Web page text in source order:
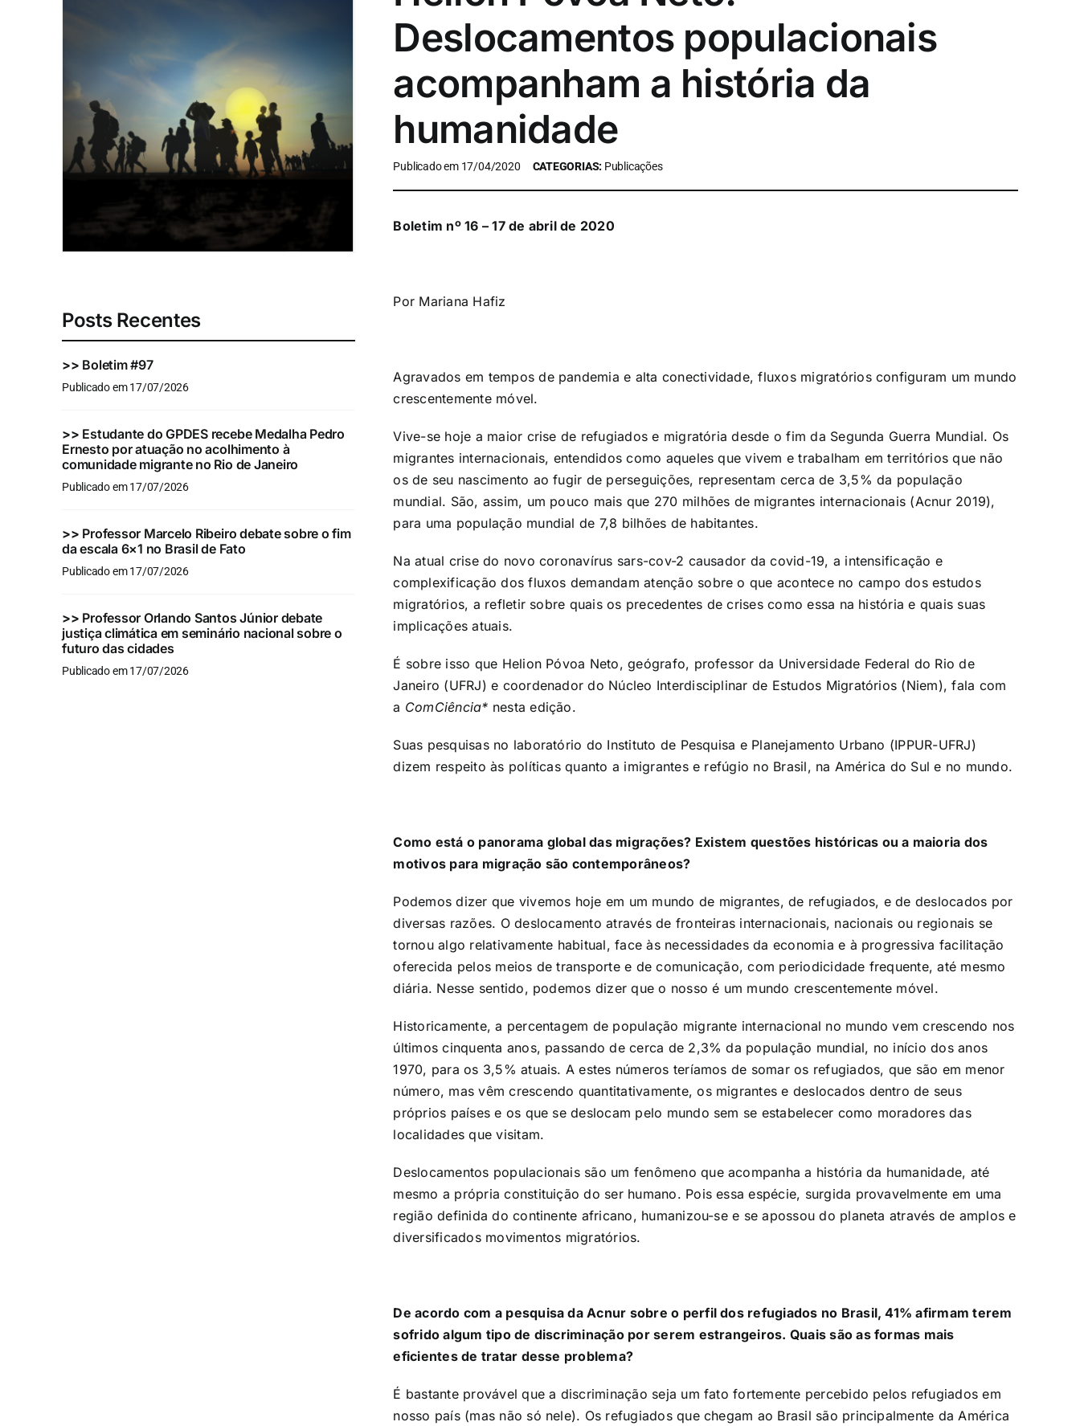
Posts Recentes
>> Boletim #97
Publicado em 17/07/2026
>> Estudante do GPDES recebe Medalha Pedro
Ernesto por atuação no acolhimento à
comunidade migrante no Rio de Janeiro
Publicado em 17/07/2026
>> Professor Marcelo Ribeiro debate sobre o fim
da escala 6×1 no Brasil de Fato
Publicado em 17/07/2026
>> Professor Orlando Santos Júnior debate
justiça climática em seminário nacional sobre o
futuro das cidades
Publicado em 17/07/2026
Deslocamentos populacionais
acompanham a história da
humanidade
Publicado em 17/04/2020 CATEGORIAS: Publicações
Boletim nº 16 – 17 de abril de 2020
Por Mariana Hafiz
Agravados em tempos de pandemia e alta conectividade, fluxos migratórios configuram um mundo
crescentemente móvel.
Vive-se hoje a maior crise de refugiados e migratória desde o fim da Segunda Guerra Mundial. Os
migrantes internacionais, entendidos como aqueles que vivem e trabalham em territórios que não
os de seu nascimento ao fugir de perseguições, representam cerca de 3,5% da população
mundial. São, assim, um pouco mais que 270 milhões de migrantes internacionais (Acnur 2019),
para uma população mundial de 7,8 bilhões de habitantes.
Na atual crise do novo coronavírus sars-cov-2 causador da covid-19, a intensificação e
complexificação dos fluxos demandam atenção sobre o que acontece no campo dos estudos
migratórios, a refletir sobre quais os precedentes de crises como essa na história e quais suas
implicações atuais.
É sobre isso que Helion Póvoa Neto, geógrafo, professor da Universidade Federal do Rio de
Janeiro (UFRJ) e coordenador do Núcleo Interdisciplinar de Estudos Migratórios (Niem), fala com
a ComCiência* nesta edição.
Suas pesquisas no laboratório do Instituto de Pesquisa e Planejamento Urbano (IPPUR-UFRJ)
dizem respeito às políticas quanto a imigrantes e refúgio no Brasil, na América do Sul e no mundo.
Como está o panorama global das migrações? Existem questões históricas ou a maioria dos
motivos para migração são contemporâneos?
Podemos dizer que vivemos hoje em um mundo de migrantes, de refugiados, e de deslocados por
diversas razões. O deslocamento através de fronteiras internacionais, nacionais ou regionais se
tornou algo relativamente habitual, face às necessidades da economia e à progressiva facilitação
oferecida pelos meios de transporte e de comunicação, com periodicidade frequente, até mesmo
diária. Nesse sentido, podemos dizer que o nosso é um mundo crescentemente móvel.
Historicamente, a percentagem de população migrante internacional no mundo vem crescendo nos
últimos cinquenta anos, passando de cerca de 2,3% da população mundial, no início dos anos
1970, para os 3,5% atuais. A estes números teríamos de somar os refugiados, que são em menor
número, mas vêm crescendo quantitativamente, os migrantes e deslocados dentro de seus
próprios países e os que se deslocam pelo mundo sem se estabelecer como moradores das
localidades que visitam.
Deslocamentos populacionais são um fenômeno que acompanha a história da humanidade, até
mesmo a própria constituição do ser humano. Pois essa espécie, surgida provavelmente em uma
região definida do continente africano, humanizou-se e se apossou do planeta através de amplos e
diversificados movimentos migratórios.
De acordo com a pesquisa da Acnur sobre o perfil dos refugiados no Brasil, 41% afirmam terem
sofrido algum tipo de discriminação por serem estrangeiros. Quais são as formas mais
eficientes de tratar desse problema?
É bastante provável que a discriminação seja um fato fortemente percebido pelos refugiados em
nosso país (mas não só nele). Os refugiados que chegam ao Brasil são principalmente da América